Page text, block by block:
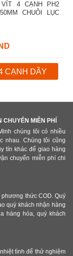
4 CẠNH PH2
CHUÔI LỤC
CẠNH DẦY
MIỄN PHÍ
chúng tôi có nhiều
nhau. Chúng tôi cũng
tín khác để giao hàng
chuyển miễn phí chi
thức COD. Quý
quý khách nhận hàng
hàng hóa, quý khách
tình để thử nghiệm